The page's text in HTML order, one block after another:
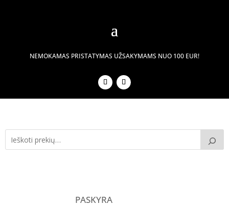
NEMOKAMAS PRISTATYMAS UŽSAKYMAMS NUO 100 EUR!
PASKYRA